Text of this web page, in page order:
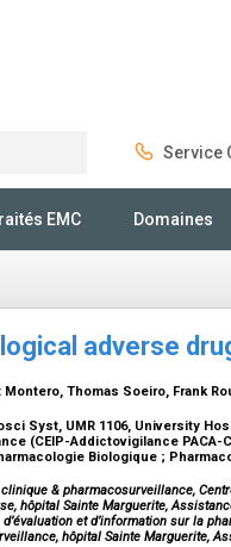
Service
EMC Domaines
adverse
Thomas Soeiro, Frank
Syst, UMR 1106, University
(CEIP-Addictovigilance
Biologique ;
& pharmacosurveillance,
hôpital Sainte Marguerite,
et d’information sur la
hôpital Sainte Marguerite,